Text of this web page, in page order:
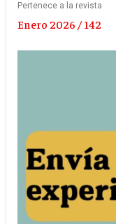
Pertenece a la revista
Enero 2026 / 142